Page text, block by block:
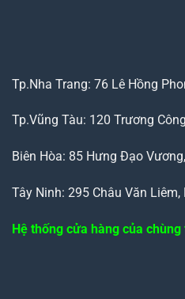
Tp.Nha Trang: 76 Lê Hồng
Tp.Vũng Tàu: 120 Trương
Biên Hòa: 85 Hưng Đạo
Tây Ninh: 295 Châu Văn
Hệ thống cửa hàng của chùng